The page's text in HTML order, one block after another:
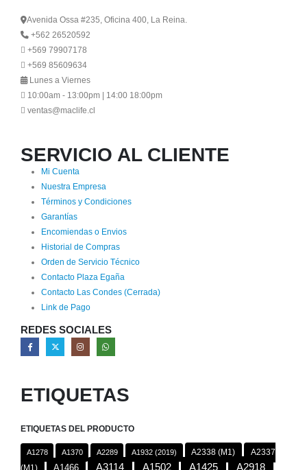
Avenida Ossa #235, Oficina 400, La Reina.
+562 26520592
+569 79907178
+569 85609634
Lunes a Viernes
10:00am - 13:00pm | 14:00 18:00pm
ventas@maclife.cl
SERVICIO AL CLIENTE
Mi Cuenta
Nuestra Empresa
Términos y Condiciones
Garantías
Encomiendas o Envios
Historial de Compras
Orden de Servicio Técnico
Contacto Plaza Egaña
Contacto Las Condes (Cerrada)
Link de Pago
REDES SOCIALES
ETIQUETAS
ETIQUETAS DEL PRODUCTO
A1278 A1370 A2289 A1932 (2019) A2338 (M1)
A2337
A1466 A3114 A1502 A1425 A2918